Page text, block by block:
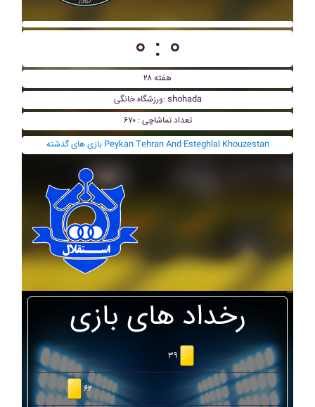
۰ : ۰
هفته ۲۸
ورزشگاه خانگی: shohada
تعداد تماشاچی : ۶۷۰
بازی های گذشته Peykan Tehran And Esteghlal Khouzestan
رخداد های بازی
۳۹
۶۲